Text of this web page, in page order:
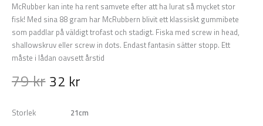
McRubber kan inte ha rent samvete efter att ha lurat så mycket stor
fisk! Med sina 88 gram har McRubbern blivit ett klassiskt gummibete
som paddlar på väldigt trofast och stadigt. Fiska med screw in head,
shallowskruv eller screw in dots. Endast fantasin sätter stopp. Ett
måste i lådan oavsett årstid
79kr 32 kr
Storlek
21cm